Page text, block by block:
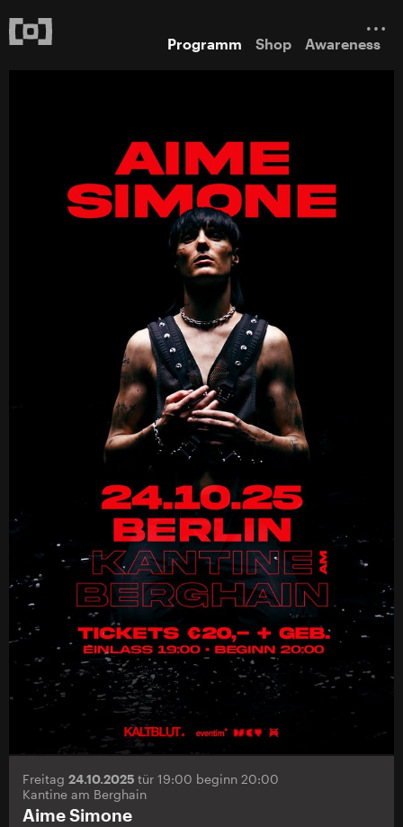
Programm Shop Awareness
Freitag 24.10.2025 tür 19:00 beginn 20:00
Kantine am Berghain
Aime Simone